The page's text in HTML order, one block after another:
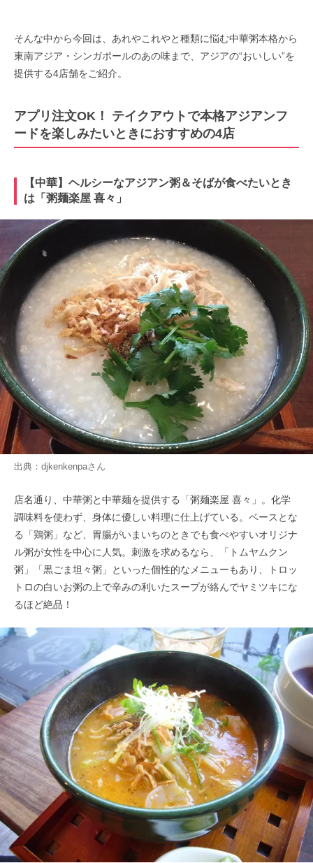
そんな中から今回は、あれやこれやと種類に悩む中華粥本格から
東南アジア・シンガポールのあの味まで、アジアの“おいしい”を
提供する4店舗をご紹介。
アプリ注文OK！ テイクアウトで本格アジアンフ
ードを楽しみたいときにおすすめの4店
【中華】ヘルシーなアジアン粥＆そばが食べたいとき
は「粥麺楽屋 喜々」
出典： djkenkenpaさん
店名通り、中華粥と中華麺を提供する「粥麺楽屋 喜々」。化学
調味料を使わず、身体に優しい料理に仕上げている。ベースとな
る「鶏粥」など、胃腸がいまいちのときでも食べやすいオリジナ
ル粥が女性を中心に人気。刺激を求めるなら、「トムヤムクン
粥」「黒ごま坦々粥」といった個性的なメニューもあり、トロッ
トロの白いお粥の上で辛みの利いたスープが絡んでヤミツキにな
るほど絶品！